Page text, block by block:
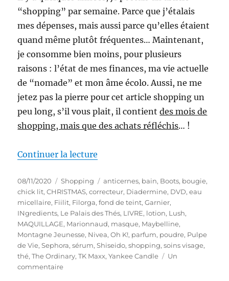
“shopping” par semaine. Parce que j’étalais
mes dépenses, mais aussi parce qu’elles étaient
quand même plutôt fréquentes… Maintenant,
je consomme bien moins, pour plusieurs
raisons : l’état de mes finances, ma vie actuelle
de “nomade” et mon âme écolo. Aussi, ne me
jetez pas la pierre pour cet article shopping un
peu long, s’il vous plait, il contientdes mois de
shopping, mais que des achats réfléchis… !
Continuer la lecture
Publié
le
08/11/2020 Catégories
Shopping Étiquettes
anticernes, bain, Boots, bougie,
chick lit,CHRISTMAS,correcteur, Diadermine, DVD,eau
micellaire, Fiilit, Filorga,fond de teint,Garnier,
INgredients, Le Palais des Thés, LIVRE, lotion, Lush,
MAQUILLAGE, Marionnaud, masque, Maybelline,
Montagne Jeunesse, Nivea,Oh K!, parfum, poudre, Pulpe
de Vie,Sephora,sérum,Shiseido,shopping,soins visage,
thé,The Ordinary,TK Maxx,Yankee Candle
Un
commentairesur